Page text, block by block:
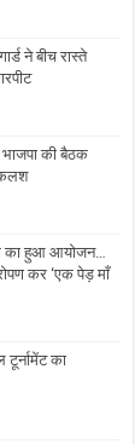
ने बीच रास्ते
भाजपा की बैठक
कलश
का हुआ आयोजन…
कर ‘एक पेड़ माँ
का